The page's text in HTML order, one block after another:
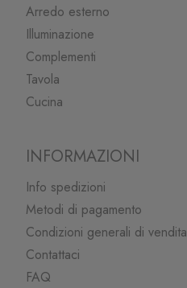
Arredo esterno
Illuminazione
Complementi
Tavola
Cucina
INFORMAZIONI
Info spedizioni
Metodi di pagamento
Condizioni generali di vendita
Contattaci
FAQ